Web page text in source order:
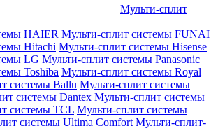
Мульти-сплит
HAIER Мульти-сплит системы FUNAI
Hitachi Мульти-сплит системы Hisense
LG Мульти-сплит системы Panasonic
Toshiba Мульти-сплит системы Royal
системы Ballu Мульти-сплит системы
системы Dantex Мульти-сплит системы
системы TCL Мульти-сплит системы
системы Ultima Comfort Мульти-сплит-